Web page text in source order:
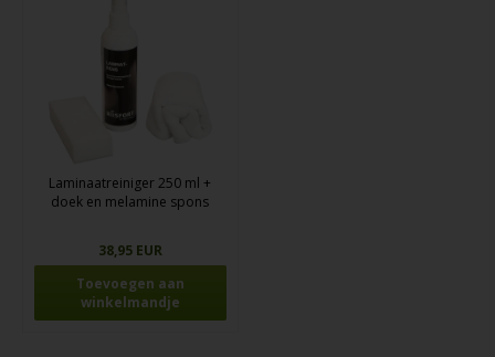
Laminaatreiniger 250 ml +
doek en melamine spons
38,95 EUR